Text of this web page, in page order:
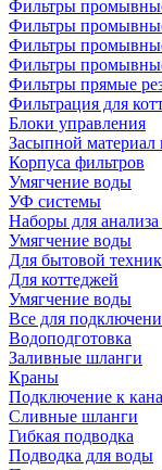
Фильтры
Фильтры
Фильтры
Фильтры
Фильтры прямые
Фильтрация для
Блоки управления
Засыпной
Корпуса фильтров
Умягчение воды
УФ системы
Наборы для
Умягчение воды
Для бытовой
Для коттеджей
Умягчение воды
Все для
Водоподготовка
Заливные шланги
Краны
Подключение к
Сливные шланги
Гибкая подводка
Подводка для воды